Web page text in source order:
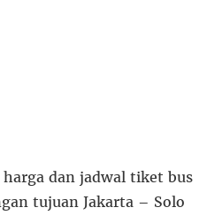
dan jadwal tiket bus
tujuan Jakarta – Solo